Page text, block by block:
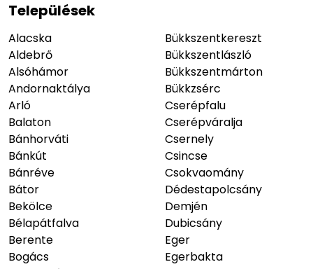
Települések
Alacska
Aldebrő
Alsóhámor
Andornaktálya
Arló
Balaton
Bánhorváti
Bánkút
Bánréve
Bátor
Bekölce
Bélapátfalva
Berente
Bogács
Bükkszentkereszt
Bükkszentlászló
Bükkszentmárton
Bükkzsérc
Cserépfalu
Cserépváralja
Csernely
Csincse
Csokvaomány
Dédestapolcsány
Demjén
Dubicsány
Eger
Egerbakta